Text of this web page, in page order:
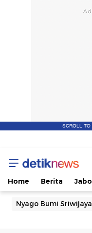
SCROLL TO
Home Berita
Nyago Bumi Sriwijaya